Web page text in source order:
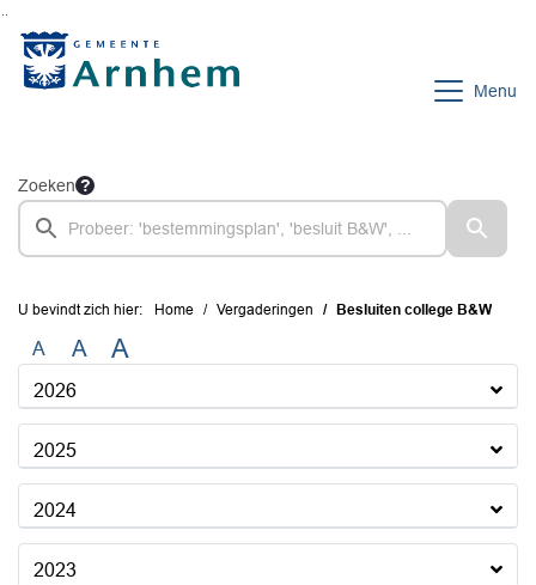
Menu
Zoeken
U bevindt zich hier: Home Vergaderingen Besluiten college B&W
A A A
2026
2025
2024
2023